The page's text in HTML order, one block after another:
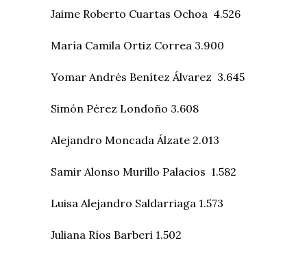
Jaime Roberto Cuartas Ochoa 4.526
María Camila Ortiz Correa 3.900
Yomar Andrés Benítez Álvarez 3.645
Simón Pérez Londoño 3.608
Alejandro Moncada Álzate 2.013
Samir Alonso Murillo Palacios 1.582
Luisa Alejandro Saldarriaga 1.573
Juliana Ríos Barberi 1.502